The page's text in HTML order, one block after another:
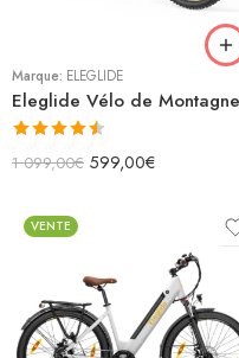
Marque: ELEGLIDE
Note 4.50
1 099,00€ 599,00€
VENTE